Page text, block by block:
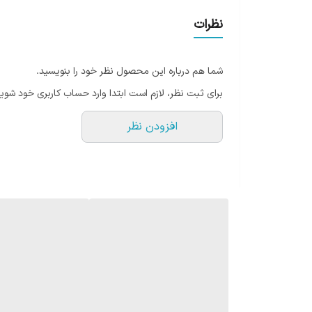
آیا مناسب کافه هم هست؟
بله، به خاطر ظرفیت بالا می‌تواند در کافی‌شاپ‌ها هم
پیشنهادهای مرتبط
مشاهده سایر مدل‌های فرنچ پرس
نظرات
شما هم درباره این محصول نظر خود را بنویسید.
برای ثبت نظر، لازم است ابتدا وارد حساب کاربری خود
افزودن نظر